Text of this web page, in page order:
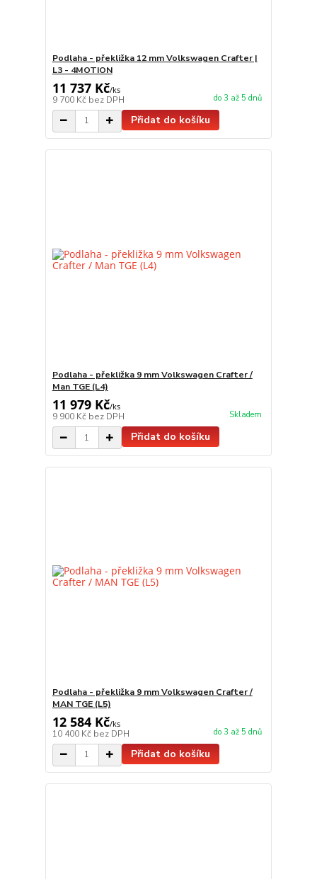
Podlaha - překližka 12 mm Volkswagen Crafter |
L3 - 4MOTION
11 737 Kč/ks
9 700 Kč bez DPH do 3 až 5 dnů
Přidat do košíku
Podlaha - překližka 9 mm Volkswagen Crafter /
Man TGE (L4)
11 979 Kč/ks
9 900 Kč bez DPH Skladem
Přidat do košíku
Podlaha - překližka 9 mm Volkswagen Crafter /
MAN TGE (L5)
12 584 Kč/ks
10 400 Kč bez DPH do 3 až 5 dnů
Přidat do košíku